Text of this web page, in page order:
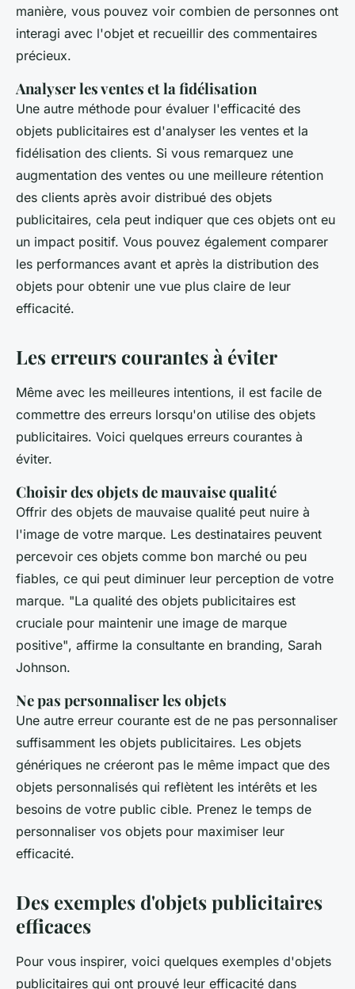
manière, vous pouvez voir combien de personnes ont
interagi avec l'objet et recueillir des commentaires
précieux.
Analyser les ventes et la fidélisation
Une autre méthode pour évaluer l'efficacité des
objets publicitaires est d'analyser les ventes et la
fidélisation des clients. Si vous remarquez une
augmentation des ventes ou une meilleure rétention
des clients après avoir distribué des objets
publicitaires, cela peut indiquer que ces objets ont eu
un impact positif. Vous pouvez également comparer
les performances avant et après la distribution des
objets pour obtenir une vue plus claire de leur
efficacité.
Les erreurs courantes à éviter
Même avec les meilleures intentions, il est facile de
commettre des erreurs lorsqu'on utilise des objets
publicitaires. Voici quelques erreurs courantes à
éviter.
Choisir des objets de mauvaise qualité
Offrir des objets de mauvaise qualité peut nuire à
l'image de votre marque. Les destinataires peuvent
percevoir ces objets comme bon marché ou peu
fiables, ce qui peut diminuer leur perception de votre
marque. "La qualité des objets publicitaires est
cruciale pour maintenir une image de marque
positive", affirme la consultante en branding, Sarah
Johnson.
Ne pas personnaliser les objets
Une autre erreur courante est de ne pas personnaliser
suffisamment les objets publicitaires. Les objets
génériques ne créeront pas le même impact que des
objets personnalisés qui reflètent les intérêts et les
besoins de votre public cible. Prenez le temps de
personnaliser vos objets pour maximiser leur
efficacité.
Des exemples d'objets publicitaires
efficaces
Pour vous inspirer, voici quelques exemples d'objets
publicitaires qui ont prouvé leur efficacité dans